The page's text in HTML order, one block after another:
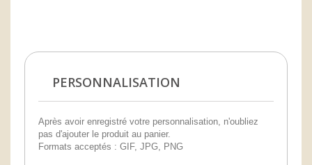
PERSONNALISATION
Après avoir enregistré votre personnalisation, n'oubliez
pas d'ajouter le produit au panier.
Formats acceptés : GIF, JPG, PNG